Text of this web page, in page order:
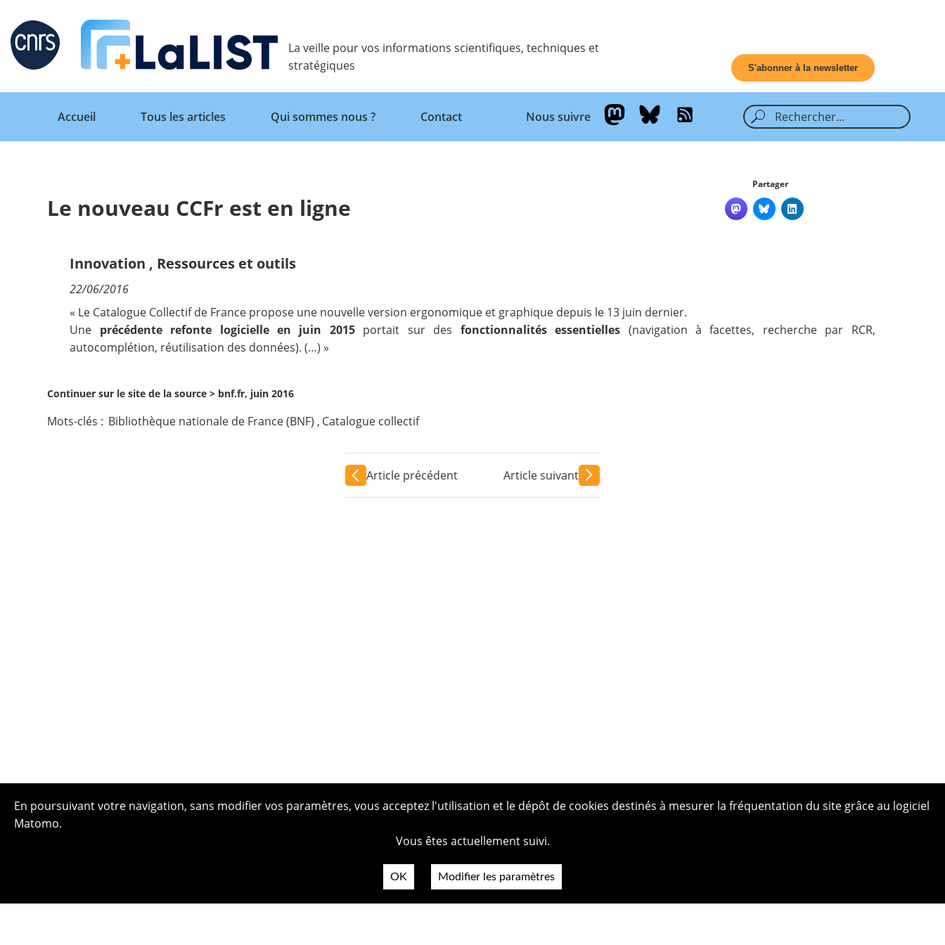
Retour
Accueil
Qui sommes nous ?
La veille pour vos informations scientifiques, techniques et
stratégiques
S'abonner à la newsletter
Retour
Accueil
Tous les articles Qui sommes nous ? Contact Nous suivre
Le nouveau CCFr est en ligne
Partager
Innovation , Ressources et outils
22/06/2016
« Le Catalogue Collectif de France propose une nouvelle version ergonomique et graphique depuis le 13 juin dernier.
Une précédente refonte logicielle en juin 2015portait sur des fonctionnalités essentielles (navigation à facettes, recherche par RCR,
autocomplétion, réutilisation des données). (…) »
Continuer sur le site de la source > bnf.fr, juin 2016
Mots-clés : Bibliothèque nationale de France (BNF) , Catalogue collectif
Article précédent Article suivant
En poursuivant votre navigation, sans modifier vos paramètres, vous acceptez l'utilisation et le dépôt de cookies destinés à mesurer la fréquentation du site grâce au logiciel
Matomo.
Vous êtes actuellement suivi.
OK Modifier les paramètres